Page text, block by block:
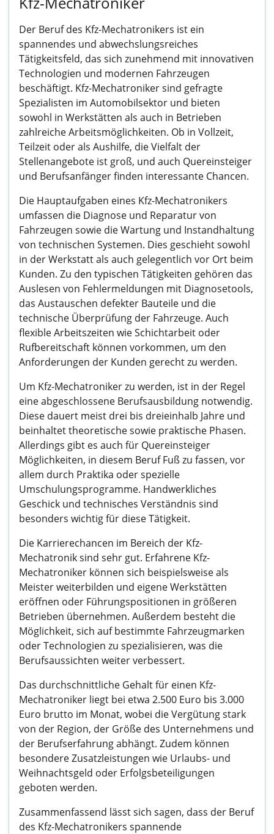
Der Beruf des Kfz-Mechatronikers ist ein
spannendes und abwechslungsreiches
Tätigkeitsfeld, das sich zunehmend mit innovativen
Technologien und modernen Fahrzeugen
beschäftigt. Kfz-Mechatroniker sind gefragte
Spezialisten im Automobilsektor und bieten
sowohl in Werkstätten als auch in Betrieben
zahlreiche Arbeitsmöglichkeiten. Ob in Vollzeit,
Teilzeit oder als Aushilfe, die Vielfalt der
Stellenangebote ist groß, und auch Quereinsteiger
und Berufsanfänger finden interessante Chancen.
Die Hauptaufgaben eines Kfz-Mechatronikers
umfassen die Diagnose und Reparatur von
Fahrzeugen sowie die Wartung und Instandhaltung
von technischen Systemen. Dies geschieht sowohl
in der Werkstatt als auch gelegentlich vor Ort beim
Kunden. Zu den typischen Tätigkeiten gehören das
Auslesen von Fehlermeldungen mit Diagnosetools,
das Austauschen defekter Bauteile und die
technische Überprüfung der Fahrzeuge. Auch
flexible Arbeitszeiten wie Schichtarbeit oder
Rufbereitschaft können vorkommen, um den
Anforderungen der Kunden gerecht zu werden.
Um Kfz-Mechatroniker zu werden, ist in der Regel
eine abgeschlossene Berufsausbildung notwendig.
Diese dauert meist drei bis dreieinhalb Jahre und
beinhaltet theoretische sowie praktische Phasen.
Allerdings gibt es auch für Quereinsteiger
Möglichkeiten, in diesem Beruf Fuß zu fassen, vor
allem durch Praktika oder spezielle
Umschulungsprogramme. Handwerkliches
Geschick und technisches Verständnis sind
besonders wichtig für diese Tätigkeit.
Die Karrierechancen im Bereich der Kfz-
Mechatronik sind sehr gut. Erfahrene Kfz-
Mechatroniker können sich beispielsweise als
Meister weiterbilden und eigene Werkstätten
eröffnen oder Führungspositionen in größeren
Betrieben übernehmen. Außerdem besteht die
Möglichkeit, sich auf bestimmte Fahrzeugmarken
oder Technologien zu spezialisieren, was die
Berufsaussichten weiter verbessert.
Das durchschnittliche Gehalt für einen Kfz-
Mechatroniker liegt bei etwa 2.500 Euro bis 3.000
Euro brutto im Monat, wobei die Vergütung stark
von der Region, der Größe des Unternehmens und
der Berufserfahrung abhängt. Zudem können
besondere Zusatzleistungen wie Urlaubs- und
Weihnachtsgeld oder Erfolgsbeteiligungen
geboten werden.
Zusammenfassend lässt sich sagen, dass der Beruf
des Kfz-Mechatronikers spannende